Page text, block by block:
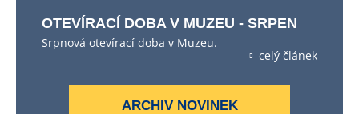
OTEVÍRACÍ DOBA V MUZEU - SRPEN
Srpnová otevírací doba v Muzeu.
celý článek
ARCHIV NOVINEK